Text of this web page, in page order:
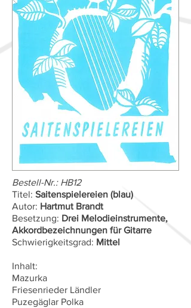
Bestell-Nr.: HB12
Titel: Saitenspielereien (blau)
Autor: Hartmut Brandt
Besetzung: Drei Melodieinstrumente,
Akkordbezeichnungen für Gitarre
Schwierigkeitsgrad: Mittel
Inhalt:
Mazurka
Friesenrieder Ländler
Puzegäglar Polka